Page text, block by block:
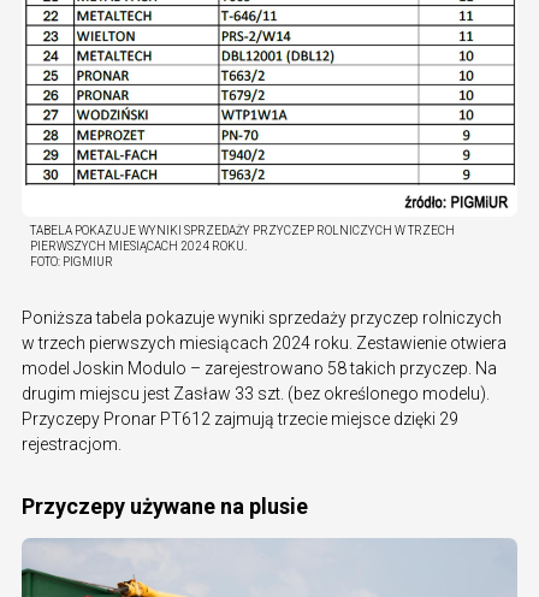
TABELA POKAZUJE WYNIKI SPRZEDAŻY PRZYCZEP ROLNICZYCH W TRZECH
PIERWSZYCH MIESIĄCACH 2024 ROKU.
FOTO: PIGMIUR
Poniższa tabela pokazuje wyniki sprzedaży przyczep rolniczych
w trzech pierwszych miesiącach 2024 roku. Zestawienie otwiera
model Joskin Modulo – zarejestrowano 58 takich przyczep. Na
drugim miejscu jest Zasław 33 szt. (bez określonego modelu).
Przyczepy Pronar PT612 zajmują trzecie miejsce dzięki 29
rejestracjom.
Przyczepy używane na plusie